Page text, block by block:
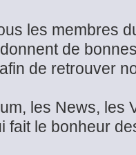
les membres
de
de retrouver
les News, les
fait le bonheur